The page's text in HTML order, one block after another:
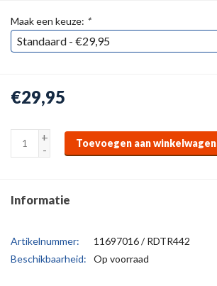
Maak een keuze: *
€29,95
+
-
Toevoegen aan winkelwagen
Informatie
Artikelnummer:
11697016 / RDTR442
Beschikbaarheid:
Op voorraad